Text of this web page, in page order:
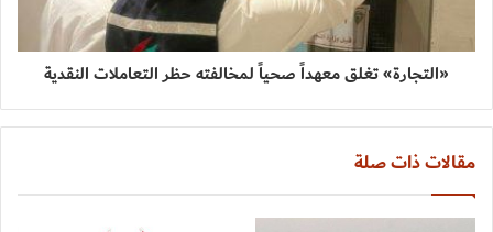
«التجارة» تغلق معهداً صحياً لمخالفته حظر التعاملات النقدية
مقالات ذات صلة